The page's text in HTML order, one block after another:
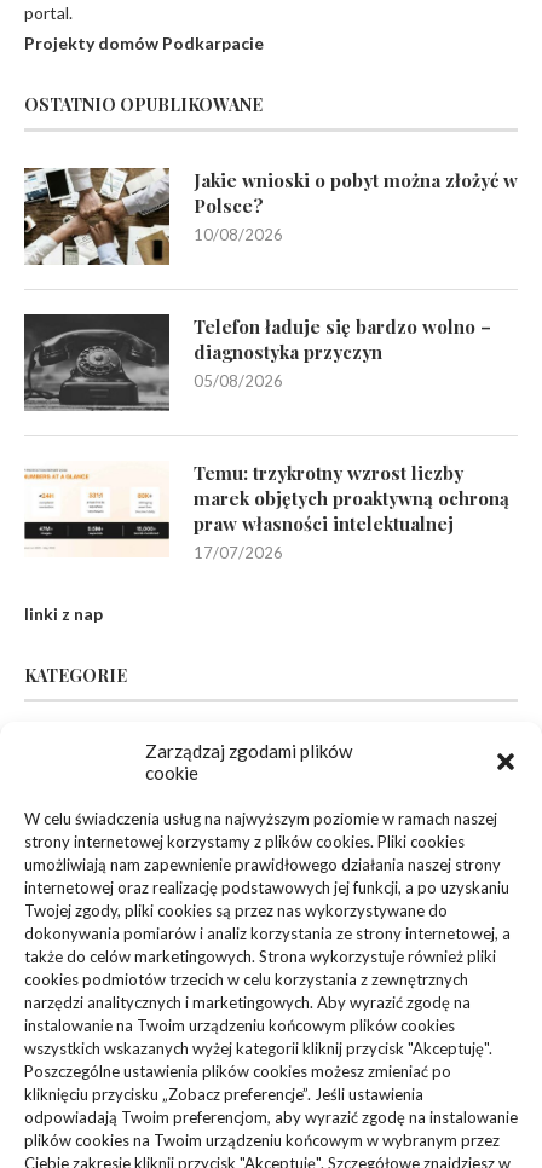
Zarządzaj zgodami plików
cookie
W celu świadczenia usług na najwyższym poziomie w ramach naszej
strony internetowej korzystamy z plików cookies. Pliki cookies
umożliwiają nam zapewnienie prawidłowego działania naszej strony
internetowej oraz realizację podstawowych jej funkcji, a po uzyskaniu
Twojej zgody, pliki cookies są przez nas wykorzystywane do
dokonywania pomiarów i analiz korzystania ze strony internetowej, a
także do celów marketingowych. Strona wykorzystuje również pliki
cookies podmiotów trzecich w celu korzystania z zewnętrznych
narzędzi analitycznych i marketingowych. Aby wyrazić zgodę na
instalowanie na Twoim urządzeniu końcowym plików cookies
wszystkich wskazanych wyżej kategorii kliknij przycisk "Akceptuję".
Poszczególne ustawienia plików cookies możesz zmieniać po
kliknięciu przycisku „Zobacz preferencje”. Jeśli ustawienia
odpowiadają Twoim preferencjom, aby wyrazić zgodę na instalowanie
plików cookies na Twoim urządzeniu końcowym w wybranym przez
Ciebie zakresie kliknij przycisk "Akceptuję". Szczegółowe znajdziesz w
portal.
Projekty domów Podkarpacie
OSTATNIO OPUBLIKOWANE
Jakie wnioski o pobyt można złożyć w
Polsce?
10/08/2026
Telefon ładuje się bardzo wolno –
diagnostyka przyczyn
05/08/2026
Temu: trzykrotny wzrost liczby
marek objętych proaktywną ochroną
praw własności intelektualnej
17/07/2026
linki z nap
KATEGORIE
(95)
Dom, Ogród
Zdrowie, Medycyna
Edukacja, Rozrywka (36)
Sport, Turystyka
Budownictwo, Przemysł
Technologie (23)